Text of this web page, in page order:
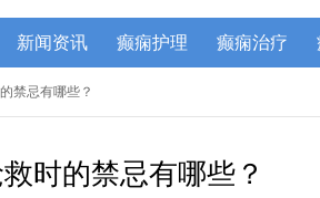
新闻资讯 癫痫护理 癫痫治疗
禁忌有哪些？
时的禁忌有哪些？